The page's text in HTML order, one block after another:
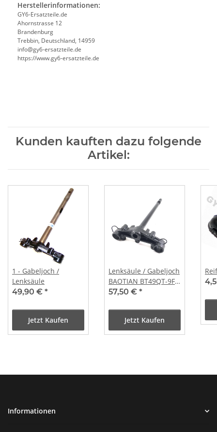
Herstellerinformationen:
GY6-Ersatzteile.de
Ahornstrasse 12
Brandenburg
Trebbin, Deutschland, 14959
info@gy6-ersatzteile.de
https://www.gy6-ersatzteile.de
Kunden kauften dazu folgende
Artikel:
1 - Gabeljoch /
Lenksäule
49,90 € *
Jetzt Kaufen
Lenksäule / Gabeljoch
BAOTIAN BT49QT-9F
EAGLE
57,50 € *
Jetzt Kaufen
Informationen